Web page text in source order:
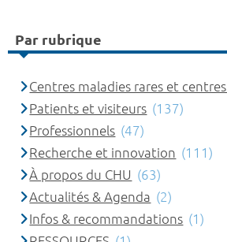
Par rubrique
Centres maladies rares et
Patients et visiteurs (137)
Professionnels (47)
Recherche et innovation (111)
À propos du CHU (63)
Actualités & Agenda (2)
Infos & recommandations (1)